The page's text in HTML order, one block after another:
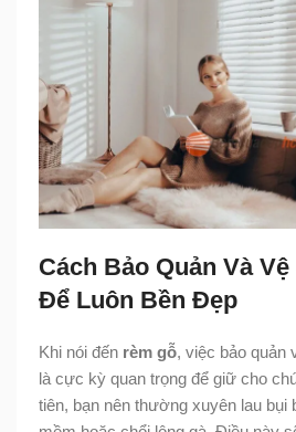
Cách Bảo Quản Và
Để Luôn Bền Đẹp
Khi nói đến rèm gỗ, việc bảo quản
là cực kỳ quan trọng để giữ cho
tiên, bạn nên thường xuyên lau bụi